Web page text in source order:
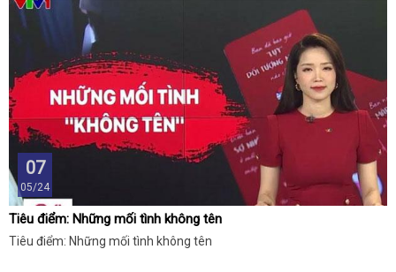
07
05/24
Tiêu điểm: Những mối tình không tên
Tiêu điểm: Những mối tình không tên